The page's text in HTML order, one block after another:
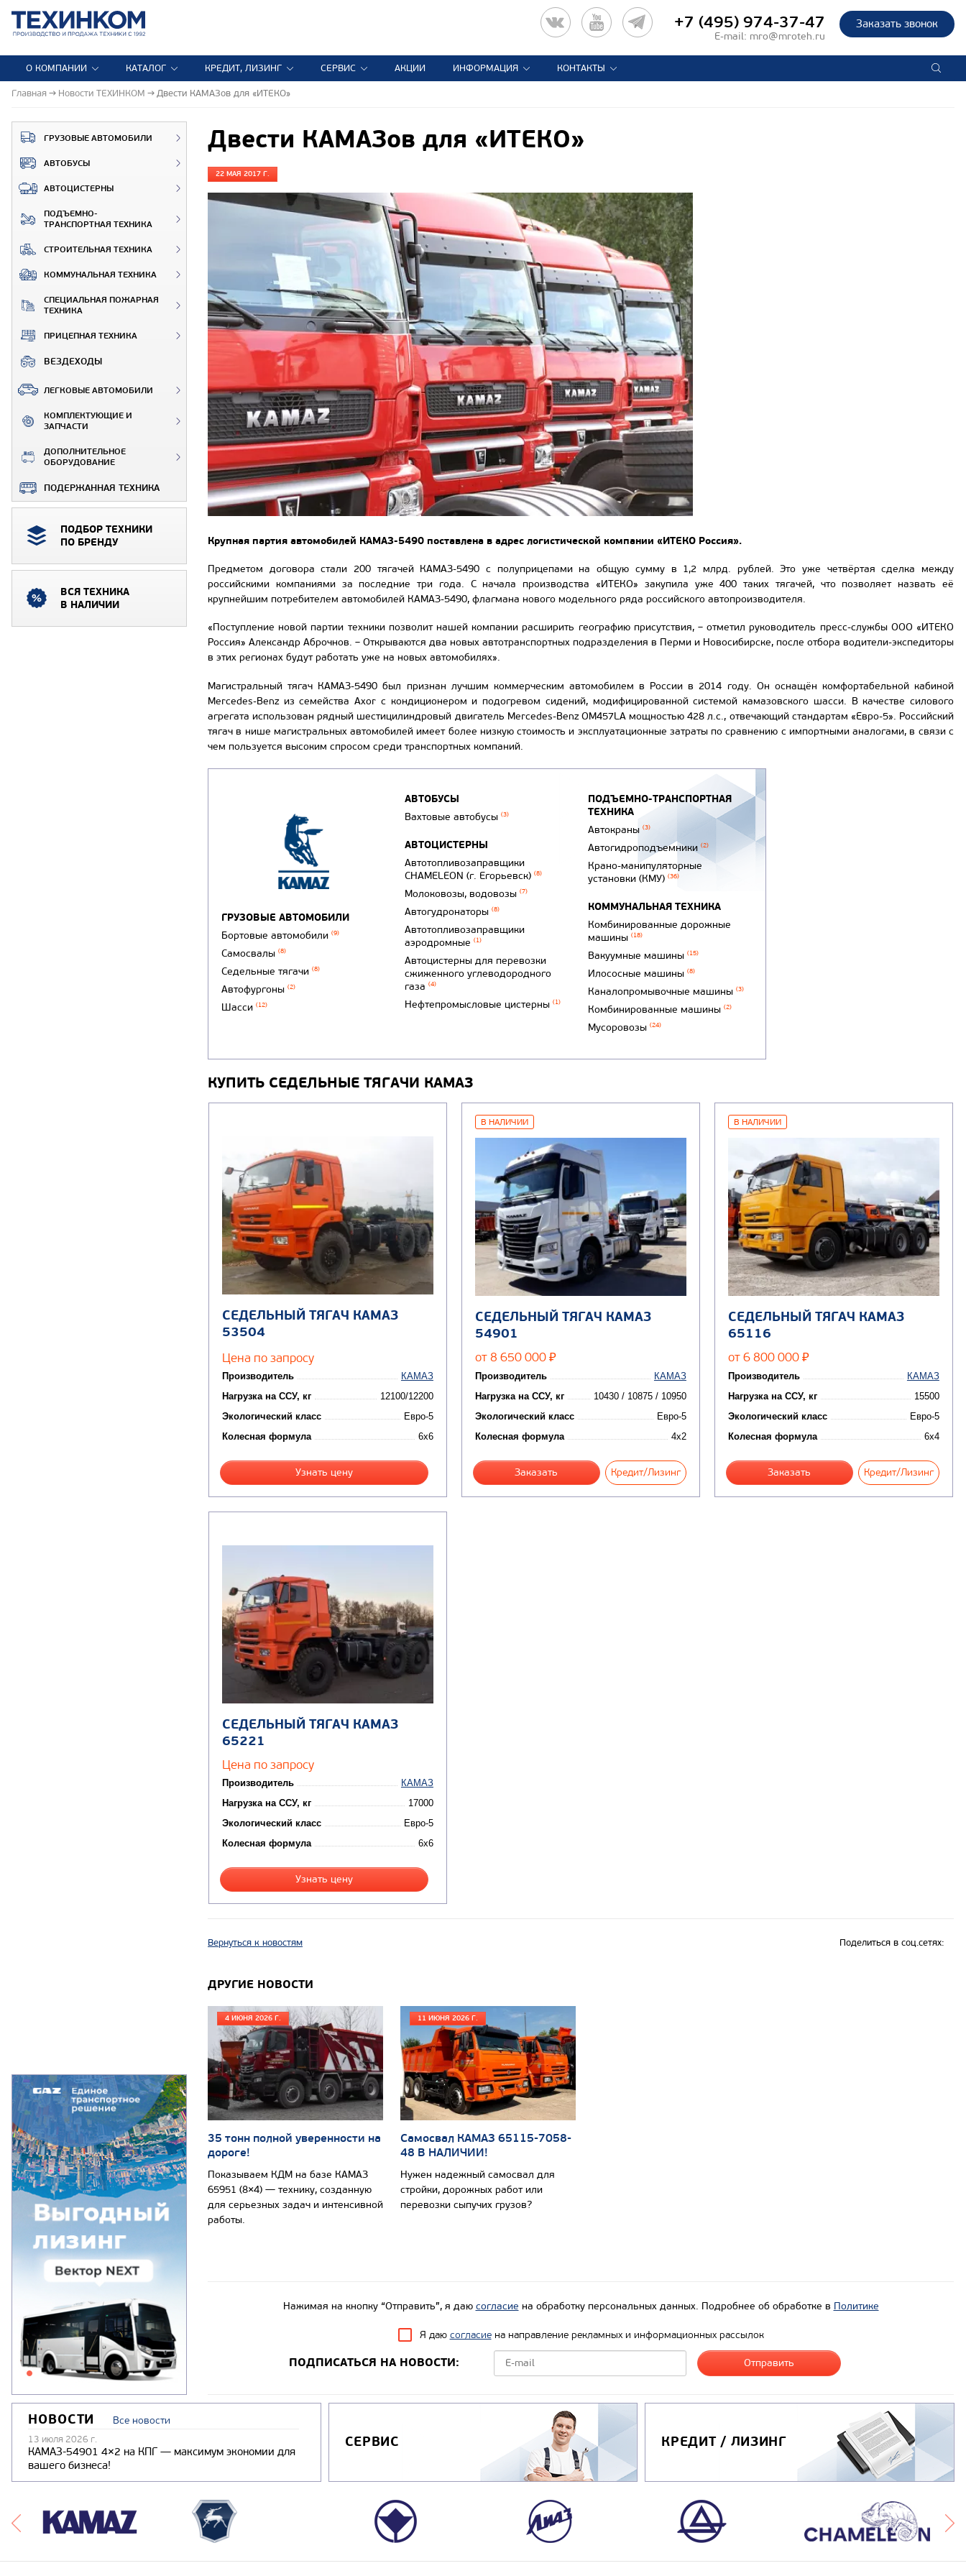
Заказать звонок
+7 (495) 974-37-47
E-mail: mro@mroteh.ru
О КОМПАНИИ КАТАЛОГ КРЕДИТ, ЛИЗИНГ СЕРВИС АКЦИИ ИНФОРМАЦИЯ КОНТАКТЫ
Главная Новости ТЕХИНКОМ Двести КАМАЗов для «ИТЕКО»
ГРУЗОВЫЕ АВТОМОБИЛИ
АВТОБУСЫ
АВТОЦИСТЕРНЫ
ПОДЪЕМНО-
ТРАНСПОРТНАЯ ТЕХНИКА
СТРОИТЕЛЬНАЯ ТЕХНИКА
КОММУНАЛЬНАЯ ТЕХНИКА
СПЕЦИАЛЬНАЯ ПОЖАРНАЯ
ТЕХНИКА
ПРИЦЕПНАЯ ТЕХНИКА
ВЕЗДЕХОДЫ
ЛЕГКОВЫЕ АВТОМОБИЛИ
КОМПЛЕКТУЮЩИЕ И
ЗАПЧАСТИ
ДОПОЛНИТЕЛЬНОЕ
ОБОРУДОВАНИЕ
ПОДЕРЖАННАЯ ТЕХНИКА
ПОДБОР ТЕХНИКИ
ПО БРЕНДУ
ВСЯ ТЕХНИКА
В НАЛИЧИИ
Двести КАМАЗов для «ИТЕКО»
22 МАЯ 2017 Г.
Крупная партия автомобилей КАМАЗ-5490 поставлена в адрес логистической компании «ИТЕКО Россия».
Предметом договора стали 200 тягачей КАМАЗ-5490 с полуприцепами на общую сумму в 1,2 млрд. рублей. Это уже четвёртая сделка между
российскими компаниями за последние три года. С начала производства «ИТЕКО» закупила уже 400 таких тягачей, что позволяет назвать её
крупнейшим потребителем автомобилей КАМАЗ-5490, флагмана нового модельного ряда российского автопроизводителя.
«Поступление новой партии техники позволит нашей компании расширить географию присутствия, – отметил руководитель пресс-службы ООО «ИТЕКО
Россия» Александр Аброчнов. – Открываются два новых автотранспортных подразделения в Перми и Новосибирске, после отбора водители-экспедиторы
в этих регионах будут работать уже на новых автомобилях».
Магистральный тягач КАМАЗ-5490 был признан лучшим коммерческим автомобилем в России в 2014 году. Он оснащён комфортабельной кабиной
Merсеdes-Benz из семейства Axor с кондиционером и подогревом сидений, модифицированной системой камазовского шасси. В качестве силового
агрегата использован рядный шестицилиндровый двигатель Merсеdes-Benz OM457LA мощностью 428 л.с., отвечающий стандартам «Евро-5». Российский
тягач в нише магистральных автомобилей имеет более низкую стоимость и эксплуатационные затраты по сравнению с импортными аналогами, в связи с
чем пользуется высоким спросом среди транспортных компаний.
ГРУЗОВЫЕ АВТОМОБИЛИ
Бортовые автомобили (9)
Самосвалы (8)
Седельные тягачи (8)
Автофургоны (2)
Шасси (12)
АВТОБУСЫ
Вахтовые автобусы (3)
АВТОЦИСТЕРНЫ
Автотопливозаправщики
CHAMELEON (г. Егорьевск) (8)
Молоковозы, водовозы (7)
Автогудронаторы (8)
Автотопливозаправщики
аэродромные (1)
Автоцистерны для перевозки
сжиженного углеводородного
газа (4)
Нефтепромысловые цистерны (1)
ПОДЪЕМНО-ТРАНСПОРТНАЯ
ТЕХНИКА
Автокраны (3)
Автогидроподъемники (2)
Крано-манипуляторные
установки (КМУ) (36)
КОММУНАЛЬНАЯ ТЕХНИКА
Комбинированные дорожные
машины (18)
Вакуумные машины (15)
Илососные машины (8)
Каналопромывочные машины (3)
Комбинированные машины (2)
Мусоровозы (24)
КУПИТЬ СЕДЕЛЬНЫЕ ТЯГАЧИ КАМАЗ
СЕДЕЛЬНЫЙ ТЯГАЧ КАМАЗ
53504
Цена по запросу
Производитель
КАМАЗ
Нагрузка на ССУ, кг
12100/12200
Экологический класс
Евро-5
Колесная формула
6x6
Узнать цену
В НАЛИЧИИ
СЕДЕЛЬНЫЙ ТЯГАЧ КАМАЗ
54901
от 8 650 000 ₽
Производитель
КАМАЗ
Нагрузка на ССУ, кг
10430 / 10875 / 10950
Экологический класс
Евро-5
Колесная формула
4x2
Заказать Кредит/Лизинг
В НАЛИЧИИ
СЕДЕЛЬНЫЙ ТЯГАЧ КАМАЗ
65116
от 6 800 000 ₽
Производитель
КАМАЗ
Нагрузка на ССУ, кг
15500
Экологический класс
Евро-5
Колесная формула
6x4
Заказать Кредит/Лизинг
СЕДЕЛЬНЫЙ ТЯГАЧ КАМАЗ
65221
Цена по запросу
Производитель
КАМАЗ
Нагрузка на ССУ, кг
17000
Экологический класс
Евро-5
Колесная формула
6x6
Узнать цену
Вернуться к новостям Поделиться в соц.сетях:
ДРУГИЕ НОВОСТИ
4 ИЮНЯ 2026 Г.
35 тонн полной уверенности на
дороге!
Показываем КДМ на базе КАМАЗ
65951 (8×4) — технику, созданную
для серьезных задач и интенсивной
работы.
11 ИЮНЯ 2026 Г.
Самосвал КАМАЗ 65115-7058-
48 В НАЛИЧИИ!
Нужен надежный самосвал для
стройки, дорожных работ или
перевозки сыпучих грузов?
Нажимая на кнопку “Отправить”, я даю согласие на обработку персональных данных. Подробнее об обработке в Политике
Я даю согласиена направление рекламных и информационных рассылок
ПОДПИСАТЬСЯ НА НОВОСТИ:
НОВОСТИ Все новости
13 июля 2026 г.
КАМАЗ-54901 4×2 на КПГ — максимум экономии для
вашего бизнеса!
СЕРВИС КРЕДИТ / ЛИЗИНГ